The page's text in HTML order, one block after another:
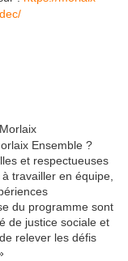
Ensemble ?
et respectueuses
travailler en équipe,
du programme sont
de justice sociale et
relever les défis